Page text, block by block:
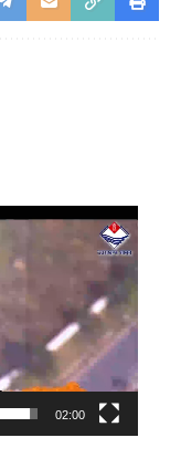
02:00